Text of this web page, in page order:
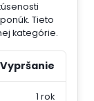
Tieto
kategórie.
Vypršanie
1 rok